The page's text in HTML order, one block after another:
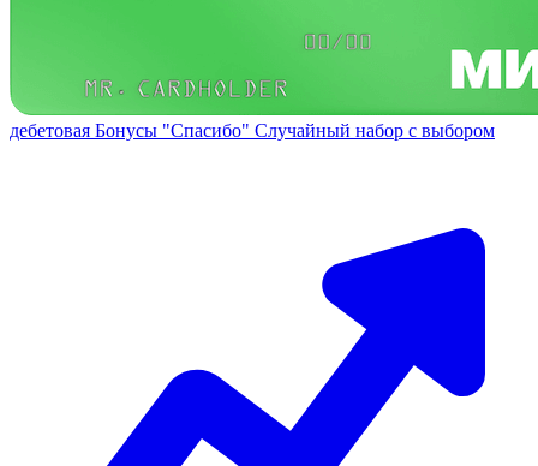
дебетовая Бонусы "Спасибо" Случайный набор с выбором